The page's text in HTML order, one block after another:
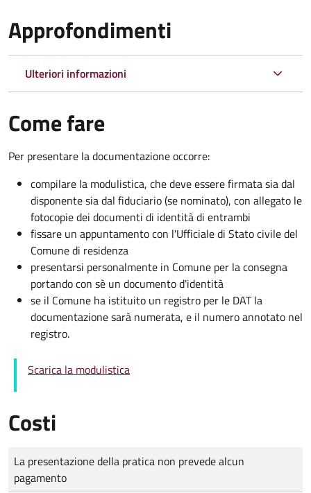
Approfondimenti
Ulteriori informazioni
Come fare
Per presentare la documentazione occorre:
compilare la modulistica, che deve essere firmata sia dal
disponente sia dal fiduciario (se nominato), con allegato le
fotocopie dei documenti di identità di entrambi
fissare un appuntamento con l'Ufficiale di Stato civile del
Comune di residenza
presentarsi personalmente in Comune per la consegna
portando con sè un documento d'identità
se il Comune ha istituito un registro per le DAT la
documentazione sarà numerata, e il numero annotato nel
registro.
Scarica la modulistica
Costi
Tipo di pagamento
Importo
La presentazione della pratica non prevede alcun
pagamento